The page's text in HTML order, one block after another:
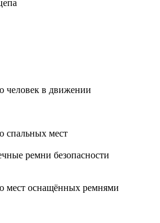
человек в движении
спальных мест
ремни безопасности
мест оснащённых ремнями